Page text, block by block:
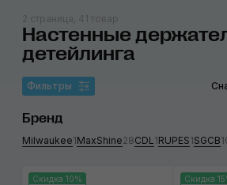
Настенные
детейлинга
2 страница, 41 товар
Фильтры
Бренд
Milwaukee1MaxShine28CDL1RUPES1SGCB
Скидка 10% Скидка